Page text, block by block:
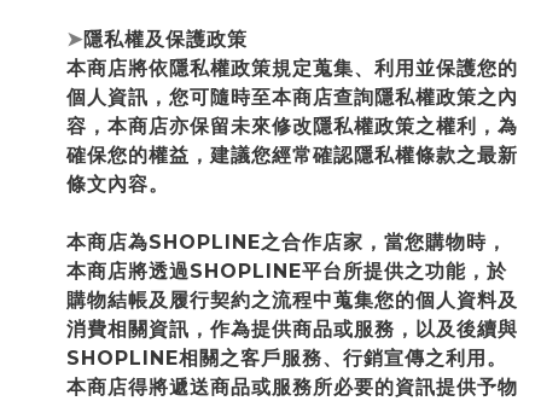
➤隱私權及保護政策
本商店將依隱私權政策規定蒐集、利用並保護您的
個人資訊，您可隨時至本商店查詢隱私權政策之內
容，本商店亦保留未來修改隱私權政策之權利，為
確保您的權益，建議您經常確認隱私權條款之最新
條文內容。
本商店為SHOPLINE之合作店家，當您購物時，
本商店將透過SHOPLINE平台所提供之功能，於
購物結帳及履行契約之流程中蒐集您的個人資料及
消費相關資訊，作為提供商品或服務，以及後續與
SHOPLINE相關之客戶服務、行銷宣傳之利用。
本商店得將遞送商品或服務所必要的資訊提供予物